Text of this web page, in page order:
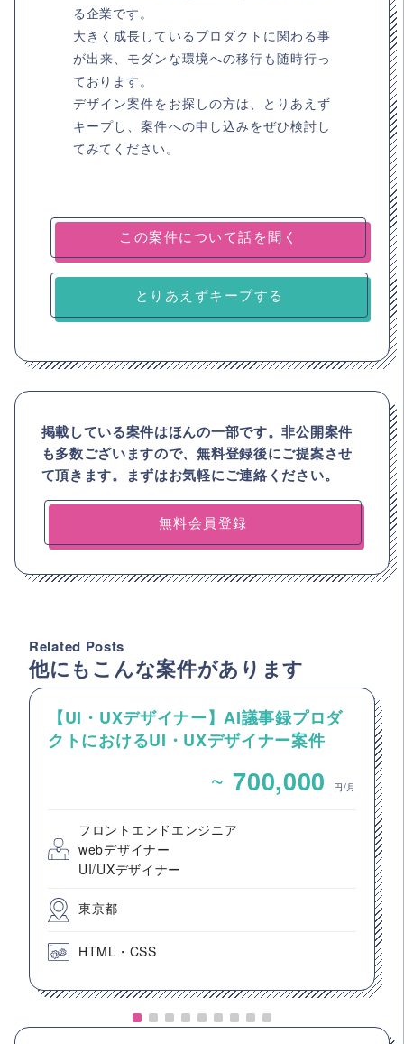
る企業です。
大きく成長しているプロダクトに関わる事
が出来、モダンな環境への移行も随時行っ
ております。
デザイン案件をお探しの方は、とりあえず
キープし、案件への申し込みをぜひ検討し
てみてください。
とりあえずキープする
掲載している案件はほんの一部です。非公開案件
も多数ございますので、無料登録後にご提案させ
て頂きます。まずはお気軽にご連絡ください。
無料会員登録
Related Posts
他にもこんな案件があります
【UI・UXデザイナー】AI議事録プロダ
クトにおけるUI・UXデザイナー案件
~ 700,000 円/月
フロントエンドエンジニア
webデザイナー
UI/UXデザイナー
東京都
HTML・CSS